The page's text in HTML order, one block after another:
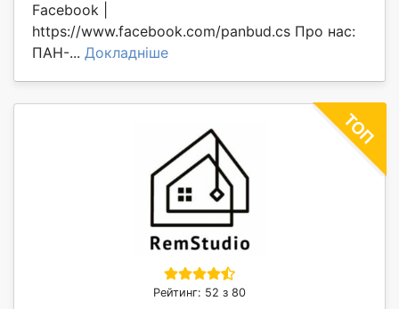
Facebook |
https://www.facebook.com/panbud.cs Про нас:
ПАН-... Докладніше
Рейтинг: 52 з 80